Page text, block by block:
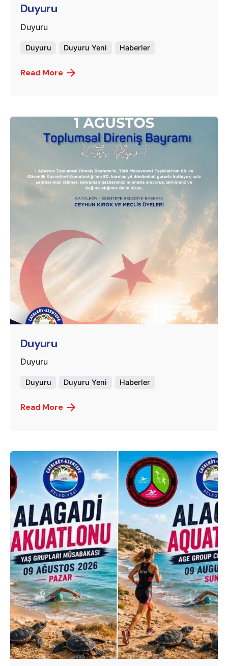
Duyuru
Duyuru
Duyuru Duyuru Yeni Haberler
Read More
murat.sozuak
Duyuru
Duyuru
Duyuru Duyuru Yeni Haberler
Read More
Posted by
murat.sozuak